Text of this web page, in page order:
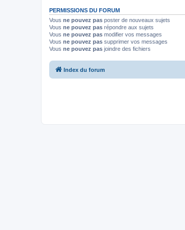
PERMISSIONS DU FORUM
Vous ne pouvez pas poster de nouveaux sujets
Vous ne pouvez pas répondre aux sujets
Vous ne pouvez pas modifier vos messages
Vous ne pouvez pas supprimer vos messages
Vous ne pouvez pas joindre des fichiers
Index du forum